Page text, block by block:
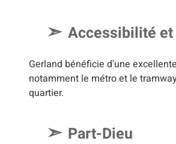
Accessibilité
Gerland bénéficie d’une
notamment le métro et le
quartier.
Part-Dieu